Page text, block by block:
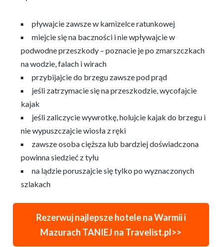
pływajcie zawsze w kamizelce ratunkowej
miejcie się na baczności i nie wpływajcie w
podwodne przeszkody – poznacie je po zmarszczkach
na wodzie, falach i wirach
przybijajcie do brzegu zawsze pod prąd
jeśli zatrzymacie się na przeszkodzie, wycofajcie
kajak
jeśli zaliczycie wywrotkę, holujcie kajak do brzegu i
nie wypuszczajcie wiosła z ręki
zawsze osoba cięższa lub bardziej doświadczona
powinna siedzieć z tyłu
na lądzie poruszajcie się tylko po wyznaczonych
szlakach
Rezerwuj najlepsze hotele na Warmii i
Mazurach TANIEJ na Travelist.pl>>